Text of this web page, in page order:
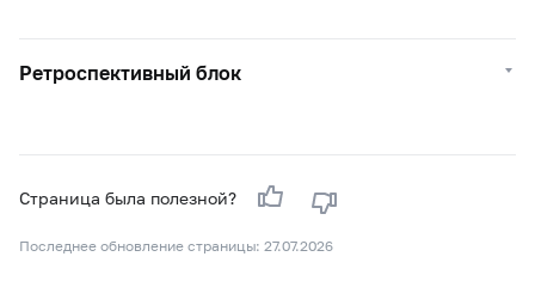
Ретроспективный блок
Страница была полезной?
Последнее обновление страницы: 27.07.2026